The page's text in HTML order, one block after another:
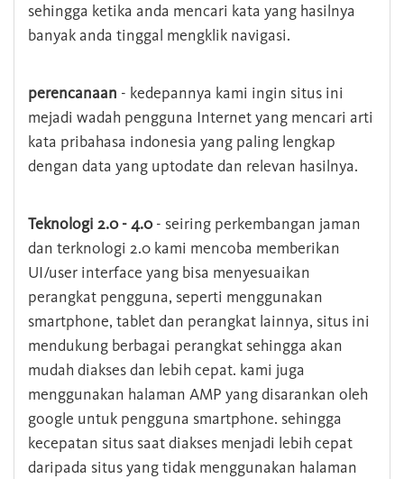
sehingga ketika anda mencari kata yang hasilnya
banyak anda tinggal mengklik navigasi.
perencanaan - kedepannya kami ingin situs ini
mejadi wadah pengguna Internet yang mencari arti
kata pribahasa indonesia yang paling lengkap
dengan data yang uptodate dan relevan hasilnya.
Teknologi 2.0 - 4.0- seiring perkembangan jaman
dan terknologi 2.0 kami mencoba memberikan
UI/user interface yang bisa menyesuaikan
perangkat pengguna, seperti menggunakan
smartphone, tablet dan perangkat lainnya, situs ini
mendukung berbagai perangkat sehingga akan
mudah diakses dan lebih cepat. kami juga
menggunakan halaman AMP yang disarankan oleh
google untuk pengguna smartphone. sehingga
kecepatan situs saat diakses menjadi lebih cepat
daripada situs yang tidak menggunakan halaman